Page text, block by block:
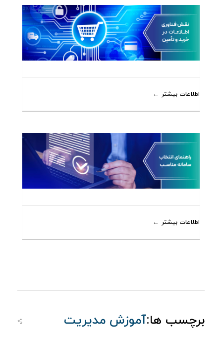
اطلاعات بیشتر
اطلاعات بیشتر
برچسب ها:آموزش مدیریت